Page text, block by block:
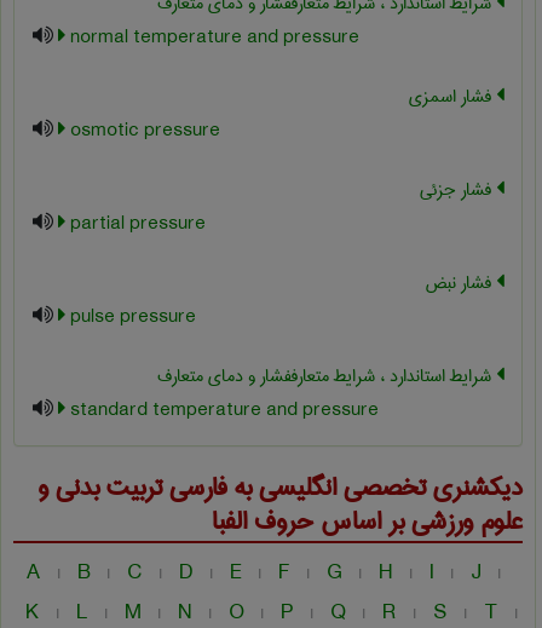
normal temperature and pressure
فشار اسمزی
osmotic pressure
فشار جزئی
partial pressure
فشار نبض
pulse pressure
شرایط استاندارد ، شرایط متعارففشار و دمای متعارف
standard temperature and pressure
دیکشنری تخصصی انگلیسی به فارسیتربيت بدنی و
علوم ورزشیبر اساس حروف الفبا
A | B | C | D | E | F | G | H | I | J |
K | L | M | N | O | P | Q | R | S | T |